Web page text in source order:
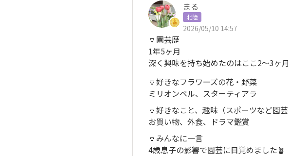
まる
北陸
2026/05/10 14:57
🔽園芸歴
1年5ヶ月
深く興味を持ち始めたのはここ2〜3ヶ
🔽好きなフラワーズの花・野菜
ミリオンベル、スターティアラ
🔽好きなこと、趣味（スポーツなど園芸
お買い物、外食、ドラマ鑑賞
🔽みんなに一言
4歳息子の影響で園芸に目覚めました🪴